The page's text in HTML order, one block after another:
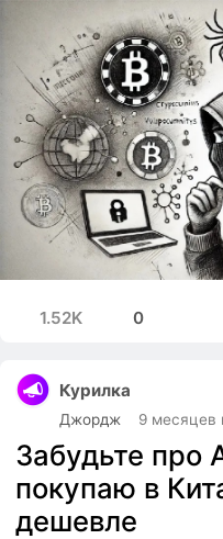
1.52K 0
Курилка
Джордж 9 месяцев
Забудьте про
покупаю в
дешевле